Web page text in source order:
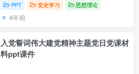
PPT 党史学习 思想理论
4年前
入党誓词伟大建党精神主题党日党课材
料ppt课件